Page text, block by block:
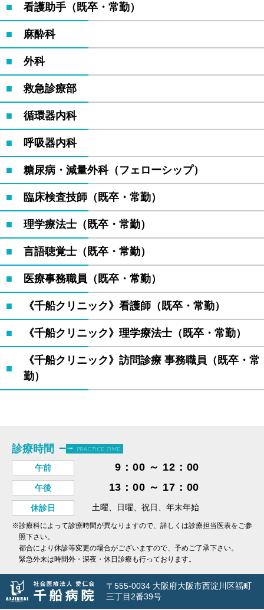
看護助手（既卒・常勤）
麻酔科
外科
救急診療部
循環器内科
呼吸器内科
糖尿病・減量外科（フェローシップ）
臨床検査技師（既卒・常勤）
理学療法士（既卒・常勤）
言語聴覚士（既卒・常勤）
医療事務職員（既卒・常勤）
《千船クリニック》看護師（既卒・常勤）
《千船クリニック》理学療法士（既卒・常勤）
《千船クリニック》訪問診療 事務職員（既卒・常
勤）
診療時間 PRACTICE TIME
午前 9：00 ～ 12：00
午後 13：00 ～ 17：00
休診日 土曜、日曜、祝日、年末年始
※診療科によって診療時間が異なりますので、詳しくは診療担当医表をご参
照下さい。
都合により休診等変更の場合がございますので、予めご了承下さい。
緊急外来は時間外・深夜・休日診療も行っております。
〒555-0034 大阪府大阪市西淀川区福町
三丁目2番39号